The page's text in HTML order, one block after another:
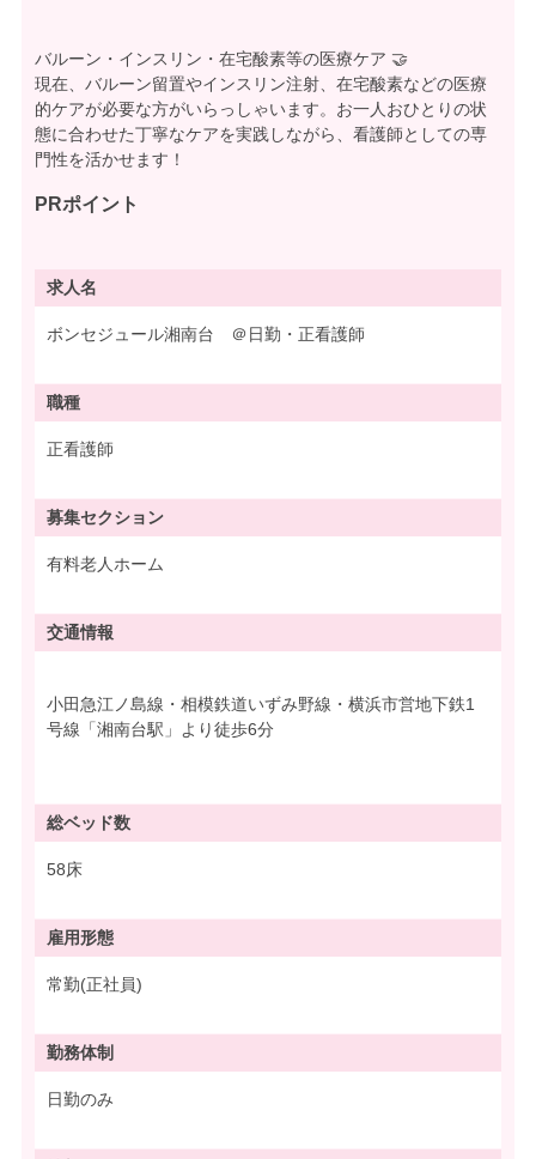
バルーン・インスリン・在宅酸素等の医療ケア 🤝
現在、バルーン留置やインスリン注射、在宅酸素などの医療
的ケアが必要な方がいらっしゃいます。お一人おひとりの状
態に合わせた丁寧なケアを実践しながら、看護師としての専
門性を活かせます！
PRポイント
求人名
ボンセジュール湘南台 ＠日勤・正看護師
職種
正看護師
募集セクション
有料老人ホーム
交通情報
小田急江ノ島線・相模鉄道いずみ野線・横浜市営地下鉄1
号線「湘南台駅」より徒歩6分
総ベッド数
58床
雇用形態
常勤(正社員)
勤務体制
日勤のみ